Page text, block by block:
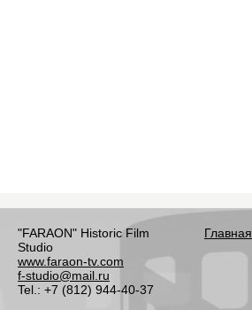
"FARAON" Historic Film
Studio
www.faraon-tv.com
f-studio@mail.ru
Tel.: +7 (812) 944-40-37
Главная